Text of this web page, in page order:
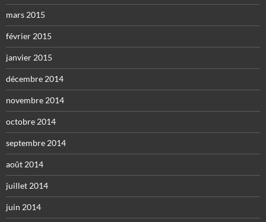
mars 2015
février 2015
janvier 2015
décembre 2014
novembre 2014
octobre 2014
septembre 2014
août 2014
juillet 2014
juin 2014